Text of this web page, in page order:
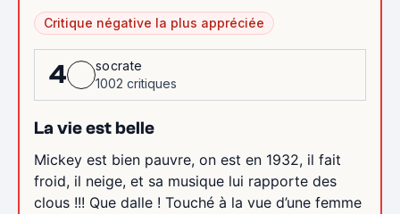
Critique négative la plus appréciée
4
socrate
1002 critiques
La vie est belle
Mickey est bien pauvre, on est en 1932, il fait
froid, il neige, et sa musique lui rapporte des
clous !!! Que dalle ! Touché à la vue d’une femme